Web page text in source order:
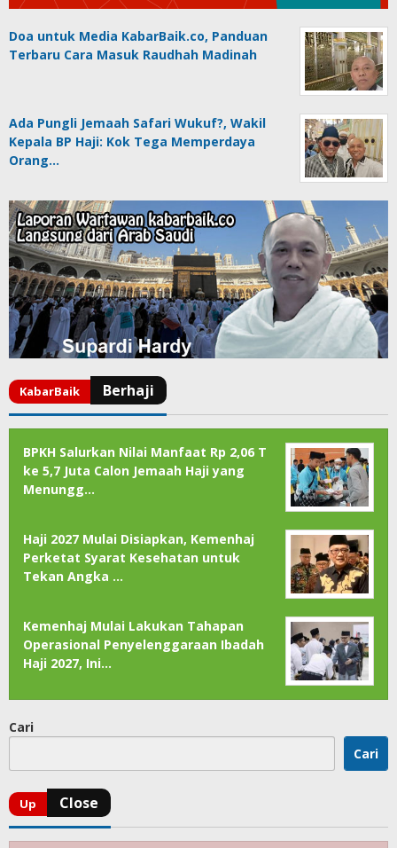
Doa untuk Media KabarBaik.co, Panduan
Terbaru Cara Masuk Raudhah Madinah
Ada Pungli Jemaah Safari Wukuf?, Wakil
Kepala BP Haji: Kok Tega Memperdaya
Orang…
BPKH Salurkan Nilai Manfaat Rp 2,06 T
ke 5,7 Juta Calon Jemaah Haji yang
Menungg…
Haji 2027 Mulai Disiapkan, Kemenhaj
Perketat Syarat Kesehatan untuk
Tekan Angka …
Kemenhaj Mulai Lakukan Tahapan
Operasional Penyelenggaraan Ibadah
Haji 2027, Ini…
Cari
Cari